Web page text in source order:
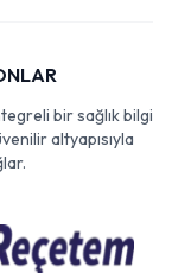
bir sağlık bilgi
altyapısıyla